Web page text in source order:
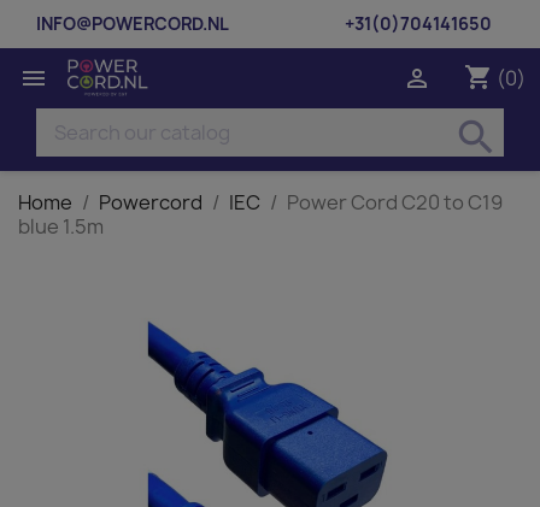
INFO@POWERCORD.NL +31(0)704141650
 shopping_cart (0)

search
Home Powercord IEC
Power Cord C20 to C19
blue 1.5m